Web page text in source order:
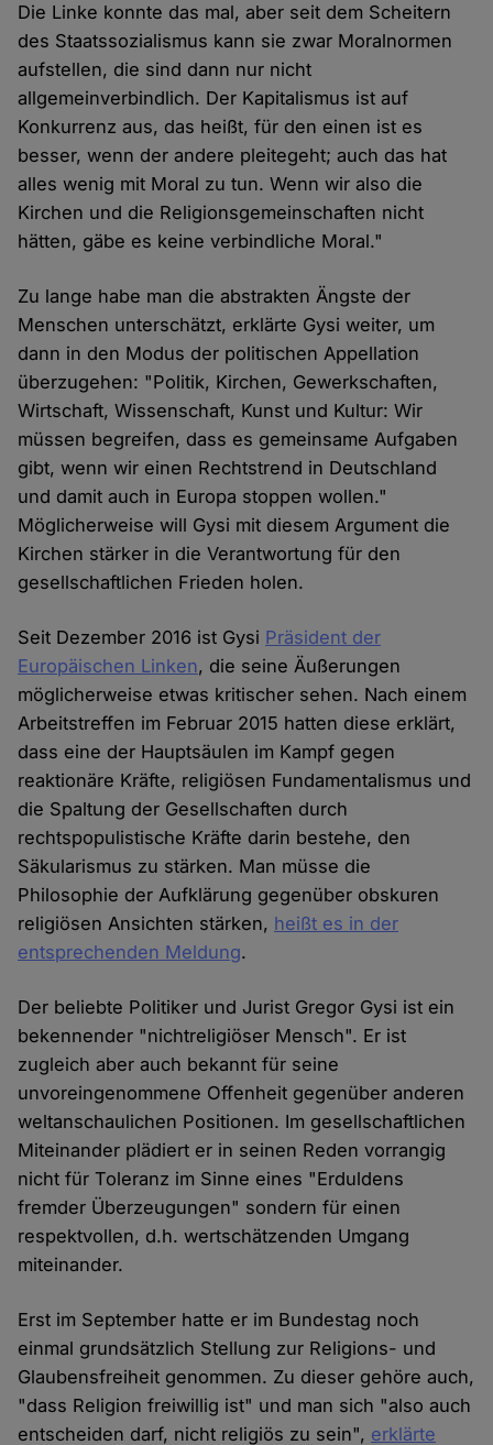
Die Linke konnte das mal, aber seit dem Scheitern
des Staatssozialismus kann sie zwar Moralnormen
aufstellen, die sind dann nur nicht
allgemeinverbindlich. Der Kapitalismus ist auf
Konkurrenz aus, das heißt, für den einen ist es
besser, wenn der andere pleitegeht; auch das hat
alles wenig mit Moral zu tun. Wenn wir also die
Kirchen und die Religionsgemeinschaften nicht
hätten, gäbe es keine verbindliche Moral."
Zu lange habe man die abstrakten Ängste der
Menschen unterschätzt, erklärte Gysi weiter, um
dann in den Modus der politischen Appellation
überzugehen: "Politik, Kirchen, Gewerkschaften,
Wirtschaft, Wissenschaft, Kunst und Kultur: Wir
müssen begreifen, dass es gemeinsame Aufgaben
gibt, wenn wir einen Rechtstrend in Deutschland
und damit auch in Europa stoppen wollen."
Möglicherweise will Gysi mit diesem Argument die
Kirchen stärker in die Verantwortung für den
gesellschaftlichen Frieden holen.
Seit Dezember 2016 ist Gysi Präsident der
Europäischen Linken, die seine Äußerungen
möglicherweise etwas kritischer sehen. Nach einem
Arbeitstreffen im Februar 2015 hatten diese erklärt,
dass eine der Hauptsäulen im Kampf gegen
reaktionäre Kräfte, religiösen Fundamentalismus und
die Spaltung der Gesellschaften durch
rechtspopulistische Kräfte darin bestehe, den
Säkularismus zu stärken. Man müsse die
Philosophie der Aufklärung gegenüber obskuren
religiösen Ansichten stärken, heißt es in der
entsprechenden Meldung.
Der beliebte Politiker und Jurist Gregor Gysi ist ein
bekennender "nichtreligiöser Mensch". Er ist
zugleich aber auch bekannt für seine
unvoreingenommene Offenheit gegenüber anderen
weltanschaulichen Positionen. Im gesellschaftlichen
Miteinander plädiert er in seinen Reden vorrangig
nicht für Toleranz im Sinne eines "Erduldens
fremder Überzeugungen" sondern für einen
respektvollen, d.h. wertschätzenden Umgang
miteinander.
Erst im September hatte er im Bundestag noch
einmal grundsätzlich Stellung zur Religions- und
Glaubensfreiheit genommen. Zu dieser gehöre auch,
"dass Religion freiwillig ist" und man sich "also auch
entscheiden darf, nicht religiös zu sein", erklärte